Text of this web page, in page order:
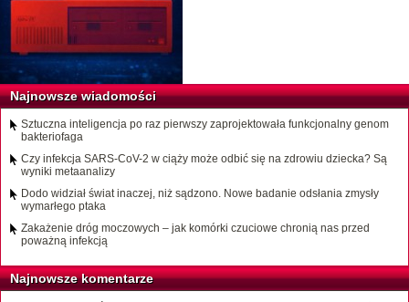
Najnowsze wiadomości
Sztuczna inteligencja po raz pierwszy zaprojektowała funkcjonalny genom
bakteriofaga
Czy infekcja SARS-CoV-2 w ciąży może odbić się na zdrowiu dziecka? Są
wyniki metaanalizy
Dodo widział świat inaczej, niż sądzono. Nowe badanie odsłania zmysły
wymarłego ptaka
Zakażenie dróg moczowych – jak komórki czuciowe chronią nas przed
poważną infekcją
Najnowsze komentarze